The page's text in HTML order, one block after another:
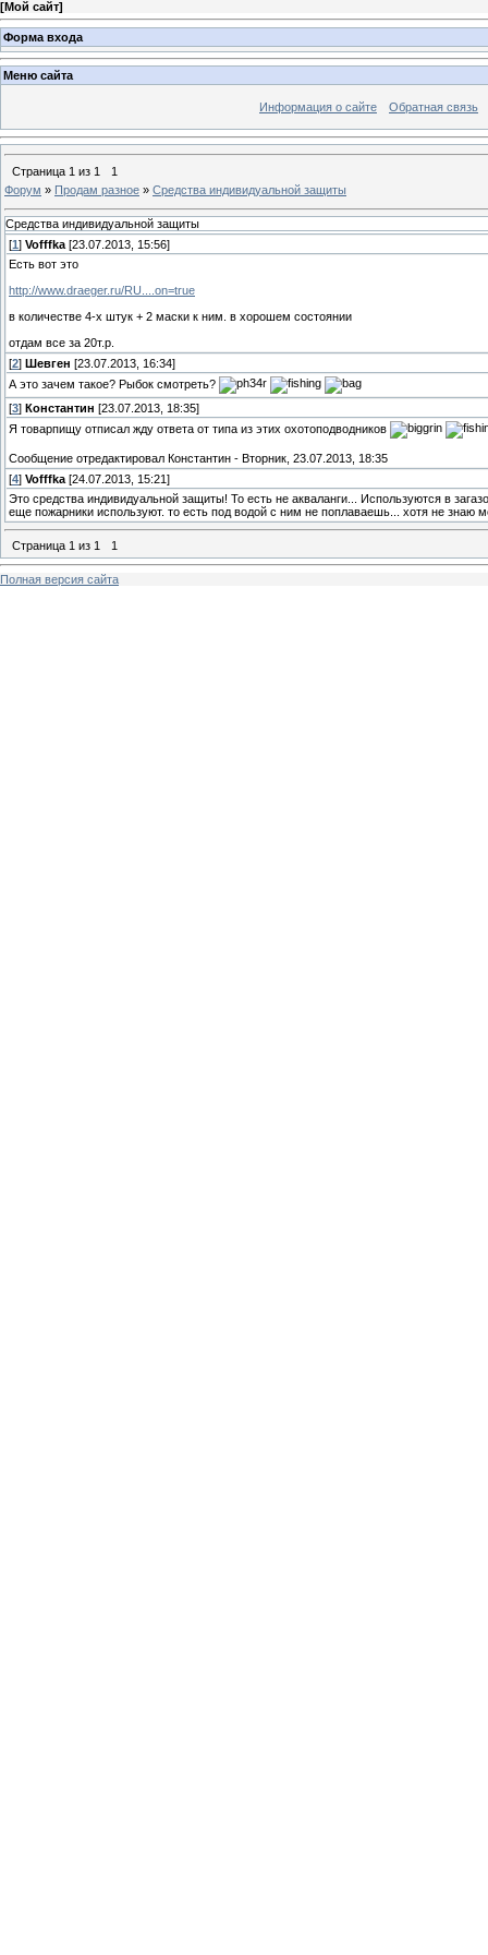
[Мой сайт]
Форма входа
Меню сайта
Информация о сайте Обратная связь
Страница 1 из 1
1
Форум » Продам разное » Средства индивидуальной защиты
Средства индивидуальной защиты
[1 ] Vofffka [23.07.2013, 15:56]
Есть вот это
http://www.draeger.ru/RU....on=true
в количестве 4-х штук + 2 маски к ним. в хорошем состоянии
отдам все за 20т.р.
[2] Шевген [23.07.2013, 16:34]
А это зачем такое? Рыбок смотреть?
[3] Константин [23.07.2013, 18:35]
Я товарпищу отписал жду ответа от типа из этих охотоподводников
Сообщение отредактировал Константин - Вторник, 23.07.2013, 18:35
[4] Vofffka [24.07.2013, 15:21]
Это средства индивидуальной защиты! То есть не акваланги... Используются в
еще пожарники используют. то есть под водой с ним не поплаваешь... хотя не знаю
Страница 1 из 1 1
Полная версия сайта